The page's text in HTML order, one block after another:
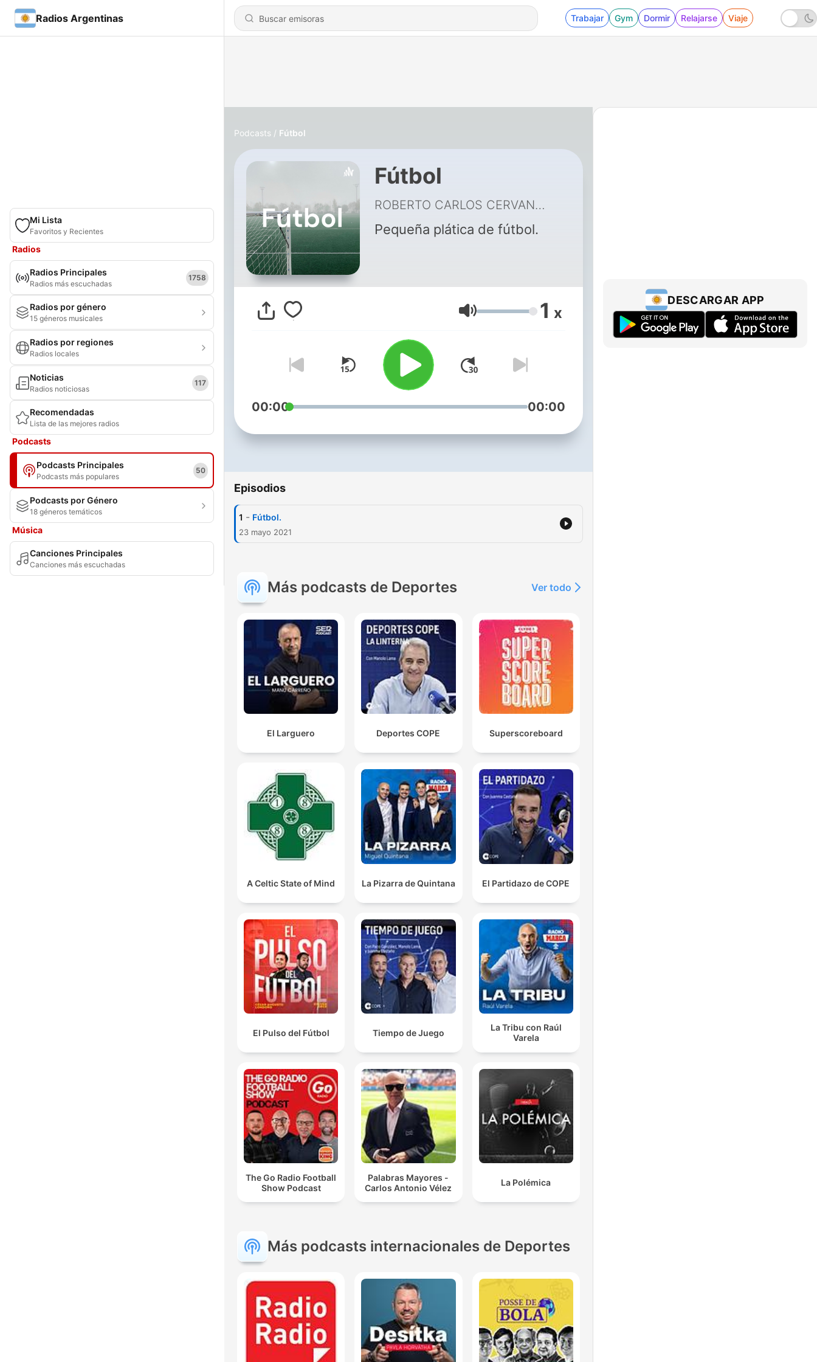
Radios Argentinas Trabajar Gym Dormir Relajarse Viaje
Mi Lista
Favoritos y Recientes
Radios
Radios Principales
Radios más escuchadas
1758
Radios por género
15 géneros musicales
Radios por regiones
Radios locales
Noticias
Radios noticiosas
117
Recomendadas
Lista de las mejores radios
Podcasts
Podcasts Principales
Podcasts más populares
50
Podcasts por Género
18 géneros temáticos
Música
Canciones Principales
Canciones más escuchadas
Podcasts Fútbol
Fútbol
ROBERTO CARLOS CERVANTES MENDOZA
Pequeña plática de fútbol.
Volumen 1 x
00:00 00:00
Episodios
1 - Fútbol.
23 mayo 2021
Más podcasts de Deportes Ver todo
El Larguero Deportes COPE Superscoreboard
A Celtic State of Mind La Pizarra de Quintana El Partidazo de COPE
El Pulso del Fútbol Tiempo de Juego
La Tribu con Raúl
Varela
The Go Radio Football
Show Podcast
Palabras Mayores -
Carlos Antonio Vélez
La Polémica
Más podcasts internacionales de Deportes
DESCARGAR APP